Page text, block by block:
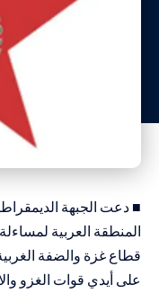
■ دعت الجبهة
المنطقة العربية
قطاع غزة والضفة
على أيدي قوات الغزو